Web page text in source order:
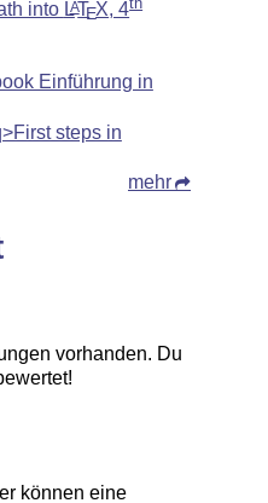
into LATEX, 4
Einführung in
steps in
mehr
vorhanden. Du
können eine